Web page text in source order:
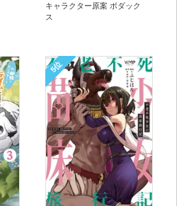
キャラクター原案 ボダック
ス
5位